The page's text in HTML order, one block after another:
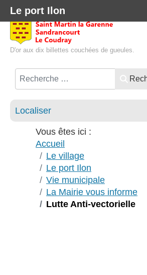
D'or aux dix billettes couchées de gueules.
Localiser
Vous êtes ici :
Accueil
Le village
Le port Ilon
Vie municipale
La Mairie vous informe
Lutte Anti-vectorielle
Le port Ilon